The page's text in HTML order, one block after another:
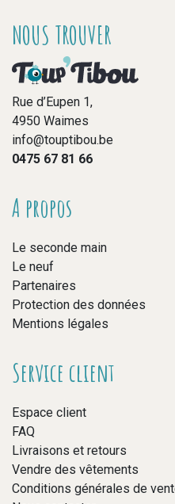
NOUS TROUVER
Rue d’Eupen 1,
4950 Waimes
info@touptibou.be
0475 67 81 66
A propos
Le seconde main
Le neuf
Partenaires
Protection des données
Mentions légales
Service client
Espace client
FAQ
Livraisons et retours
Vendre des vêtements
Conditions générales de